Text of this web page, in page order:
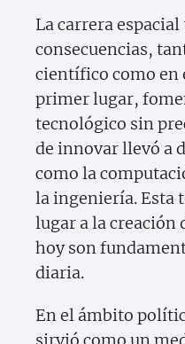
La carrera
consecuencias,
científico como en
primer lugar,
tecnológico sin
de innovar llevó a
como la
la ingeniería. Esta
lugar a la creación
hoy son
diaria.
En el ámbito